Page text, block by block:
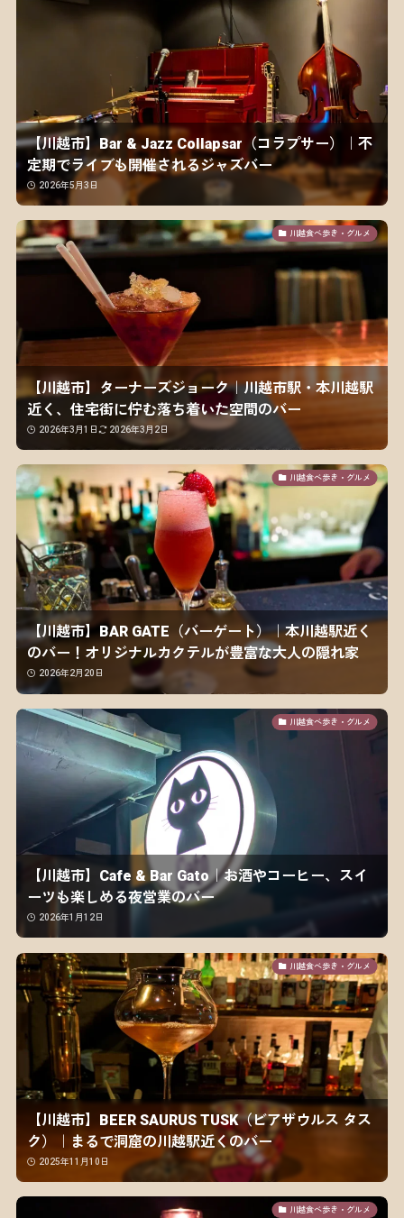
【川越市】Bar & Jazz Collapsar（コラプサー）｜不
定期でライブも開催されるジャズバー
2026年5月3日
川越食べ歩き・グルメ
【川越市】ターナーズジョーク｜川越市駅・本川越駅
近く、住宅街に佇む落ち着いた空間のバー
2026年3月1日 2026年3月2日
川越食べ歩き・グルメ
【川越市】BAR GATE（バーゲート）｜本川越駅近く
のバー！オリジナルカクテルが豊富な大人の隠れ家
2026年2月20日
川越食べ歩き・グルメ
【川越市】Cafe & Bar Gato｜お酒やコーヒー、スイ
ーツも楽しめる夜営業のバー
2026年1月12日
川越食べ歩き・グルメ
【川越市】BEER SAURUS TUSK（ビアザウルス タス
ク）｜まるで洞窟の川越駅近くのバー
2025年11月10日
川越食べ歩き・グルメ